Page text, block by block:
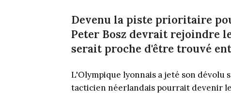
Devenu la piste prioritaire
Peter Bosz devrait rejoindre
serait proche d'être trouvé
L'Olympique lyonnais a jeté son dévolu
tacticien néerlandais pourrait devenir